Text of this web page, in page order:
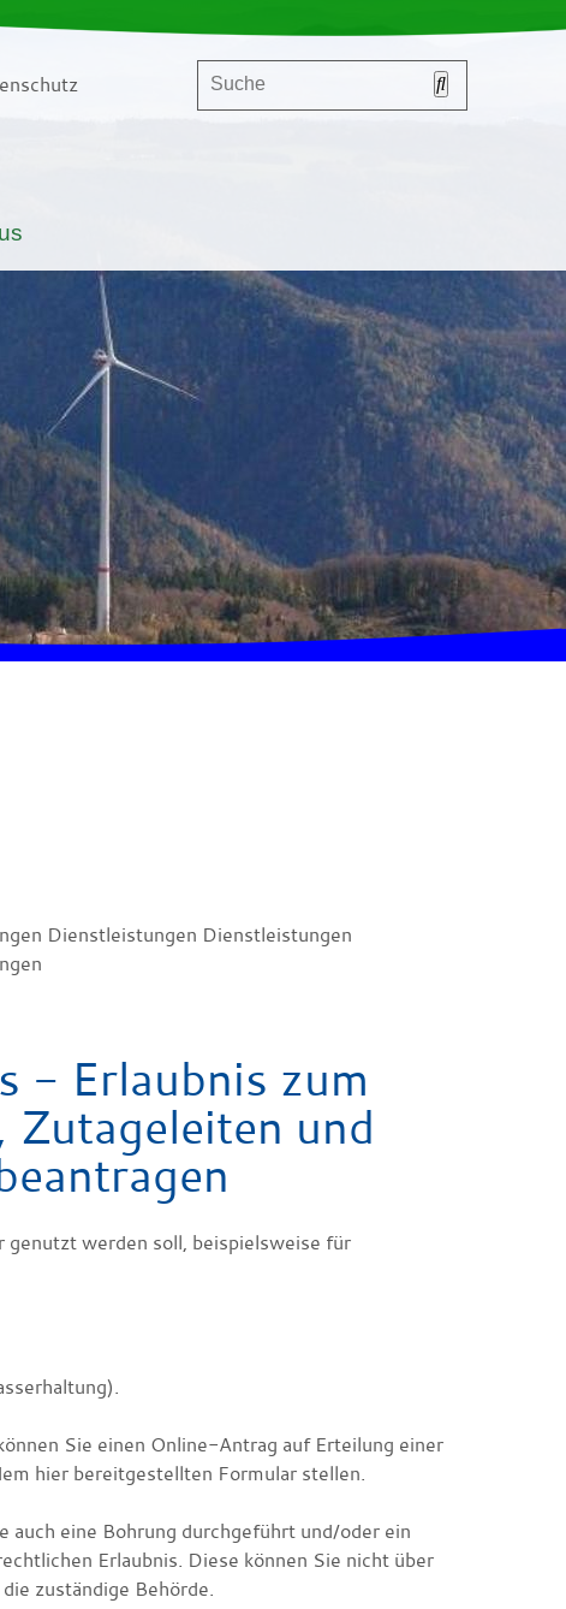
Dienstleistungen Dienstleistungen
- Erlaubnis zum
Zutageleiten und
genutzt werden soll, beispielsweise für
.
Sie einen Online-Antrag auf Erteilung einer
hier bereitgestellten Formular stellen.
auch eine Bohrung durchgeführt und/oder ein
Erlaubnis. Diese können Sie nicht über
zuständige Behörde.